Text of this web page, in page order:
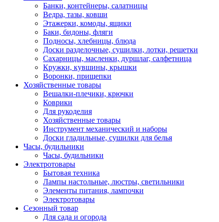
Банки, контейнеры, салатницы
Ведра, тазы, ковши
Этажерки, комоды, ящики
Баки, бидоны, фляги
Подносы, хлебницы, блюда
Доски разделочные, сушилки, лотки, решетки
Сахарницы, масленки, дуршлаг, салфетница
Кружки, кувшины, крышки
Воронки, прищепки
Хозяйственные товары
Вешалки-плечики, крючки
Коврики
Для рукоделия
Хозяйственные товары
Инструмент механический и наборы
Доски гладильные, сушилки для белья
Часы, будильники
Часы, будильники
Электротовары
Бытовая техника
Лампы настольные, люстры, светильники
Элементы питания, лампочки
Электротовары
Сезонный товар
Для сада и огорода